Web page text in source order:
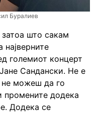
Буралиев
што сакам
најверните
големиот концерт
Сандански. Не е
не можеш да го
промените додека
Додека се